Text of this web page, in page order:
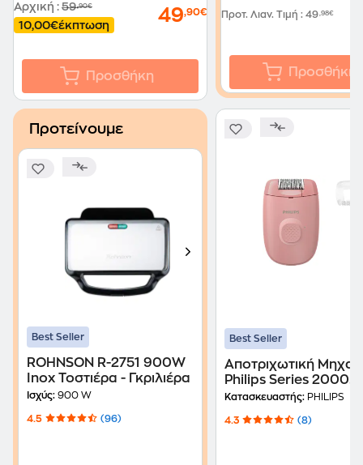
Αρχική : 59,90€
10,00€έκπτωση 49,90€
Προσθήκη
Προτ. Λιαν. Τιμή : 49,98€
Προσθήκη
Προτείνουμε
Best Seller
ROHNSON R-2751 900W
Inox Τοστιέρα - Γκριλιέρα
Ισχύς: 900 W
4.5 (96)
Best Seller
Αποτριχωτική
Philips Series 2000
BRE227/00 Ροζ
Κατασκευαστής: PHILIPS
4.3 (8)